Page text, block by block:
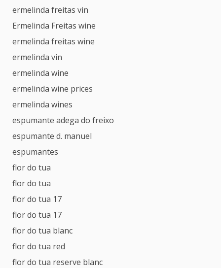
ermelinda freitas vin
Ermelinda Freitas wine
ermelinda freitas wine
ermelinda vin
ermelinda wine
ermelinda wine prices
ermelinda wines
espumante adega do freixo
espumante d. manuel
espumantes
flor do tua
flor do tua
flor do tua 17
flor do tua 17
flor do tua blanc
flor do tua red
flor do tua reserve blanc